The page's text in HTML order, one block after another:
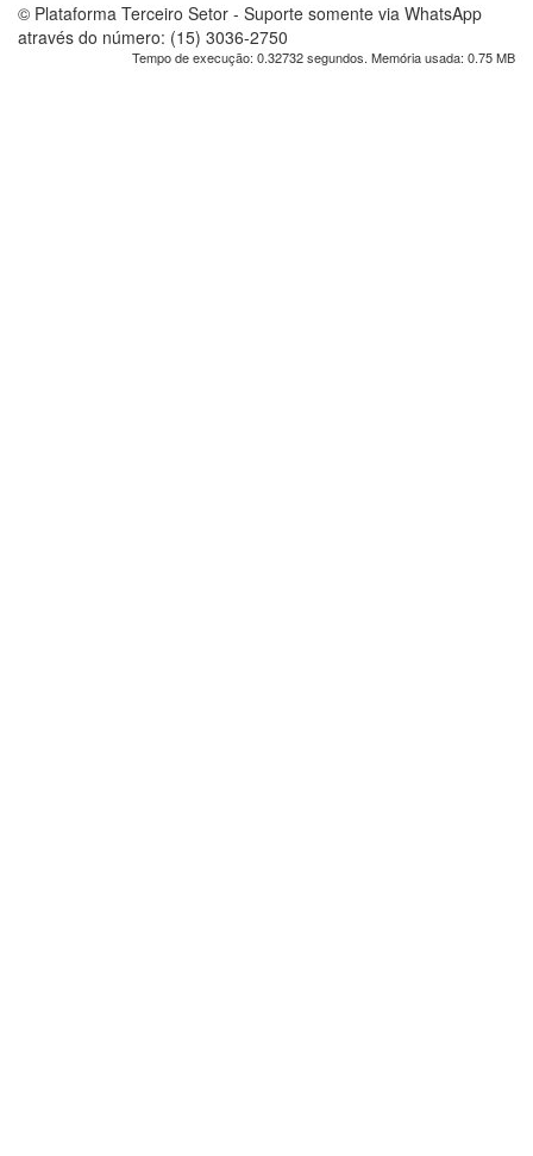
© Plataforma Terceiro Setor - Suporte somente via WhatsApp
através do número: (15) 3036-2750
Tempo de execução: 0.32732 segundos. Memória usada: 0.75 MB